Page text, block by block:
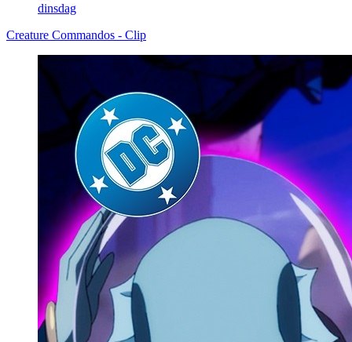
dinsdag
Creature Commandos - Clip